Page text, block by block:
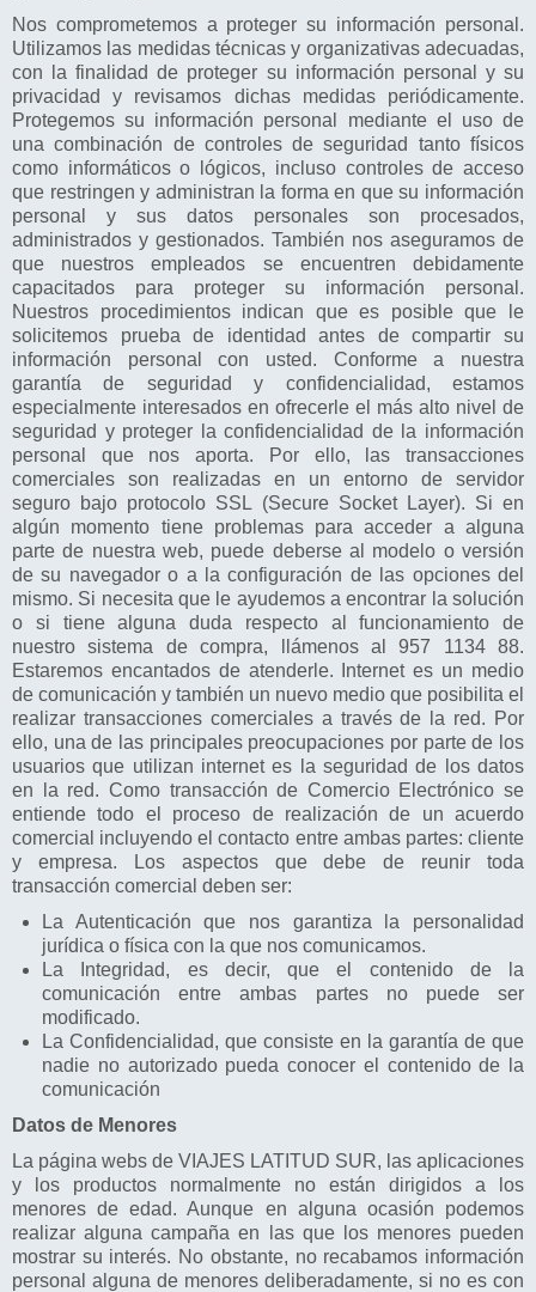
Nos comprometemos a proteger su información personal.
Utilizamos las medidas técnicas y organizativas adecuadas,
con la finalidad de proteger su información personal y su
privacidad y revisamos dichas medidas periódicamente.
Protegemos su información personal mediante el uso de
una combinación de controles de seguridad tanto físicos
como informáticos o lógicos, incluso controles de acceso
que restringen y administran la forma en que su información
personal y sus datos personales son procesados,
administrados y gestionados. También nos aseguramos de
que nuestros empleados se encuentren debidamente
capacitados para proteger su información personal.
Nuestros procedimientos indican que es posible que le
solicitemos prueba de identidad antes de compartir su
información personal con usted. Conforme a nuestra
garantía de seguridad y confidencialidad, estamos
especialmente interesados en ofrecerle el más alto nivel de
seguridad y proteger la confidencialidad de la información
personal que nos aporta. Por ello, las transacciones
comerciales son realizadas en un entorno de servidor
seguro bajo protocolo SSL (Secure Socket Layer). Si en
algún momento tiene problemas para acceder a alguna
parte de nuestra web, puede deberse al modelo o versión
de su navegador o a la configuración de las opciones del
mismo. Si necesita que le ayudemos a encontrar la solución
o si tiene alguna duda respecto al funcionamiento de
nuestro sistema de compra, llámenos al 957 1134 88.
Estaremos encantados de atenderle. Internet es un medio
de comunicación y también un nuevo medio que posibilita el
realizar transacciones comerciales a través de la red. Por
ello, una de las principales preocupaciones por parte de los
usuarios que utilizan internet es la seguridad de los datos
en la red. Como transacción de Comercio Electrónico se
entiende todo el proceso de realización de un acuerdo
comercial incluyendo el contacto entre ambas partes: cliente
y empresa. Los aspectos que debe de reunir toda
transacción comercial deben ser:
La Autenticación que nos garantiza la personalidad
jurídica o física con la que nos comunicamos.
La Integridad, es decir, que el contenido de la
comunicación entre ambas partes no puede ser
modificado.
La Confidencialidad, que consiste en la garantía de que
nadie no autorizado pueda conocer el contenido de la
comunicación
Datos de Menores
La página webs de VIAJES LATITUD SUR, las aplicaciones
y los productos normalmente no están dirigidos a los
menores de edad. Aunque en alguna ocasión podemos
realizar alguna campaña en las que los menores pueden
mostrar su interés. No obstante, no recabamos información
personal alguna de menores deliberadamente, si no es con